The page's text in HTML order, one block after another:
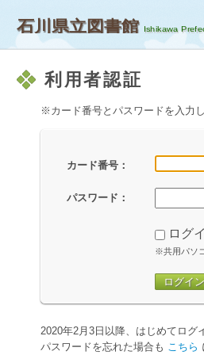
石川県立図書館
利用者認証
※カード番号とパスワードを入力
カード番号：
パスワード：
ログ
※共用パソ
ログイン
2020年2月3日以降、はじめてログ
パスワードを忘れた場合も こちら